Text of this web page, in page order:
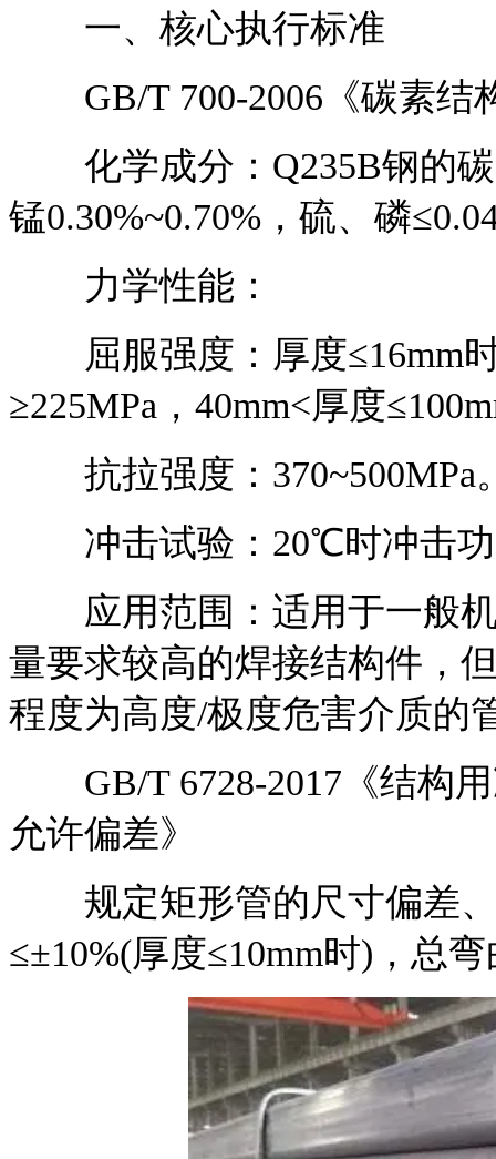
一、核心执行标准
GB/T 700-2006《碳素结
化学成分：Q235B钢的碳
锰0.30%~0.70%，硫、磷
力学性能：
屈服强度：厚度≤16mm时
≥225MPa，40mm<厚度
抗拉强度：370~500MPa
冲击试验：20℃时冲击功
应用范围：适用于一般机
量要求较高的焊接结构件，
程度为高度/极度危害介质的
GB/T 6728-2017《结构用
允许偏差》
规定矩形管的尺寸偏差、
≤±10%(厚度≤10mm时)，总